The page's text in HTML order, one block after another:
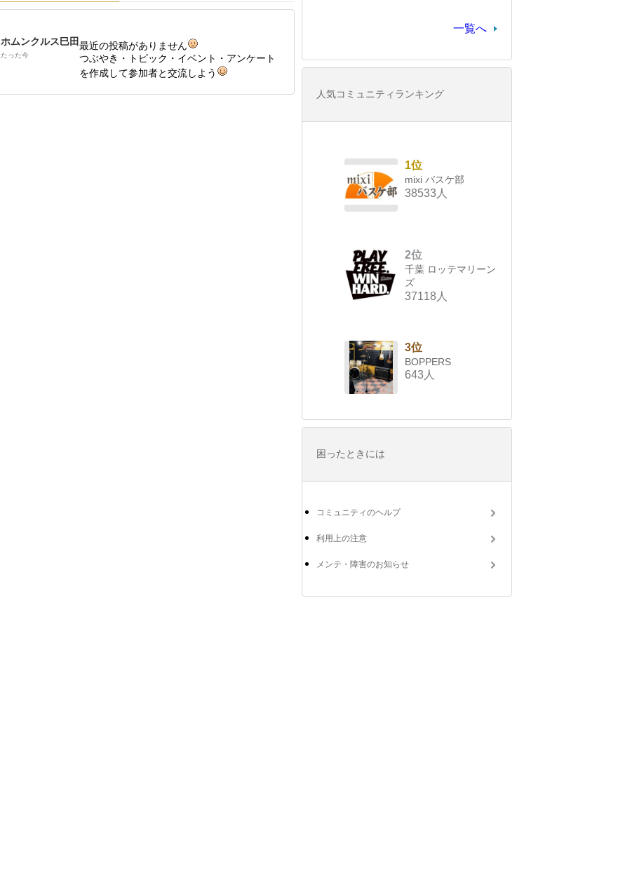
ホムンクルス巳田
たった今
最近の投稿がありません
つぶやき・トピック・イベント・アンケート
を作成して参加者と交流しよう
一覧へ
人気コミュニティランキング
1位
mixi バスケ部
38533人
2位
千葉 ロッテマリーン
ズ
37118人
3位
BOPPERS
643人
困ったときには
コミュニティのヘルプ
利用上の注意
メンテ・障害のお知らせ